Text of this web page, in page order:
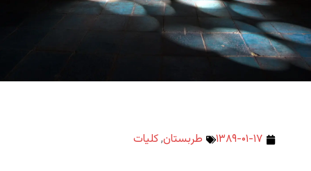
۱۳۸۹-۰۱-۱۷ طربستان,کلیات